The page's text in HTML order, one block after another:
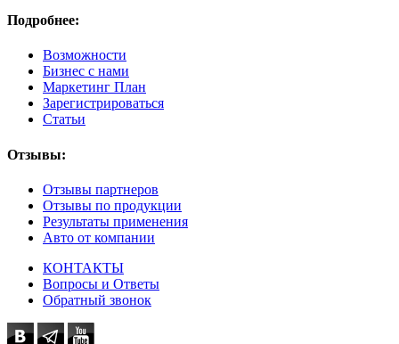
Подробнее:
Возможности
Бизнес с нами
Маркетинг План
Зарегистрироваться
Статьи
Отзывы:
Отзывы партнеров
Отзывы по продукции
Результаты применения
Авто от компании
КОНТАКТЫ
Вопросы и Ответы
Обратный звонок